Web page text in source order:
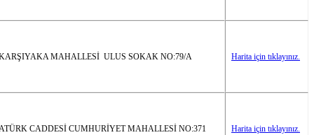
MAHALLESİ ULUS SOKAK NO:79/A Harita için tıklayınız.
CADDESİ CUMHURİYET MAHALLESİ NO:371 Harita için tıklayınız.